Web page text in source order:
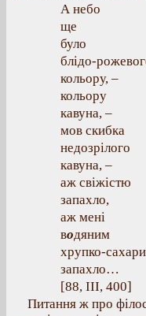
А небо
ще
було
блідо-
кольору, –
кольору
кавуна, –
мов скибка
недозрілого
кавуна, –
аж свіжістю
запахло,
аж мені
водяним
хрупко-
запахло…
[88, ІІІ, 400]
Питання ж про